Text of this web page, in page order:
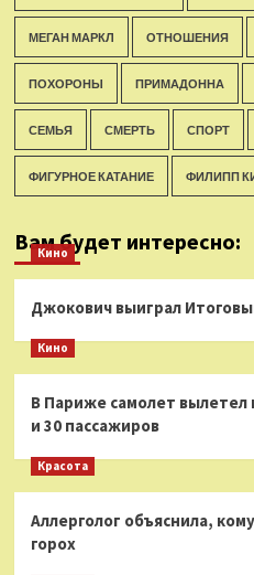
МЕГАН МАРКЛ ОТНОШЕНИЯ
ПОХОРОНЫ ПРИМАДОННА
СЕМЬЯ СМЕРТЬ СПОРТ
ФИГУРНОЕ КАТАНИЕ ФИЛИПП
Вам будет интересно:
Кино
Джокович выиграл
Кино
В Париже самолет вылетел
и 30 пассажиров
Красота
Аллерголог объяснила,
горох